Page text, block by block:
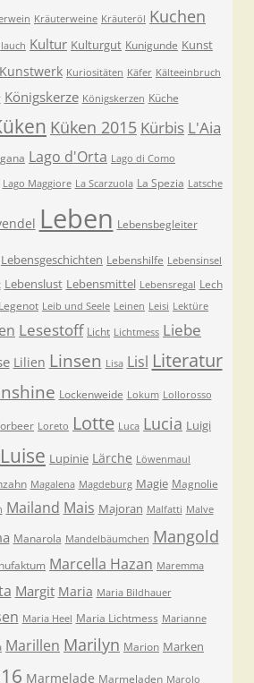
Kräuterweine Kräuteröl Kuchen
Kultur Kulturgut Kunigunde Kunst
Kunstwerk Kuriositäten Käfer Kälteeinbruch
Königskerze Königskerzen Küche
Küken 2015 Kürbis L'Aia
Lago d'Orta Lago di Como
Lago Maggiore La Scarzuola La Spezia Latsche
Leben Lebensbegleiter
Lebensgeschichten Lebenshilfe Lebensinsel
Lebenslust Lebensmittel Lebensregal Lech
Legenot Leib und Seele Leinen Leisi Lektüre
Lesestoff Licht Lichtmess Liebe
Lilien Linsen Lisa Lisl Literatur
Lockenweide Lokum Lollorosso
Loreto Lotte Luca Lucia Luigi
Luise Lupinie Lärche Löwenmaul
Magalena Magdeburg Magie Magnolie
Mailand Mais Majoran Malfatti Malve
Manarola Mandelbäumchen Mangold
Marcella Hazan Maremma
Margit Maria Maria Bildhauer
Maria Heel Maria Lichtmess Marianne
Marillen Marilyn Marion Marken
Marmelade Marmeladen Marolo